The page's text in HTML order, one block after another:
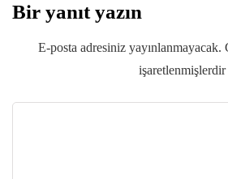
Bir yanıt yazın
E-posta adresiniz yayınlanmayacak.
işaretlenmişlerdir